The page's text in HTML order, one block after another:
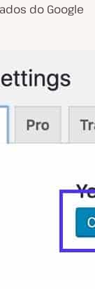
do Google